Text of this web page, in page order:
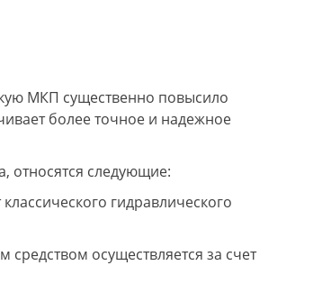
Автомобиль Audi A4
и 2020 году, один раз
Ремонтом доволен, цены
приветливый и
для машины по
Спасибо!!
Андрей Nicon
Машина Ниссан Кашкай
сломался.
прислали эвакуатор,
видео и фото, всё
МКП существенно повысило
более точное и надежное
относятся следующие:
гидравлического
осуществляется за счет